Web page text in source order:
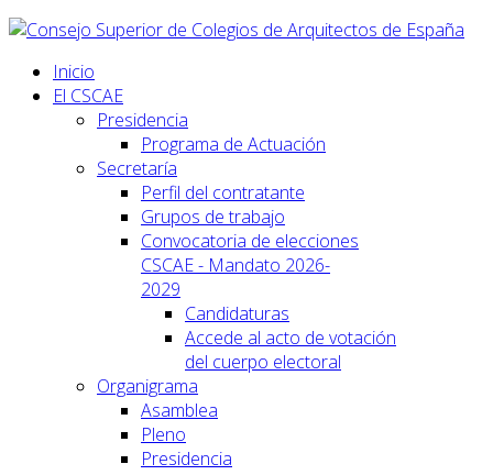
Inicio
El CSCAE
Presidencia
Programa de Actuación
Secretaría
Perfil del contratante
Grupos de trabajo
Convocatoria de elecciones
CSCAE - Mandato 2026-
2029
Candidaturas
Accede al acto de votación
del cuerpo electoral
Organigrama
Asamblea
Pleno
Presidencia